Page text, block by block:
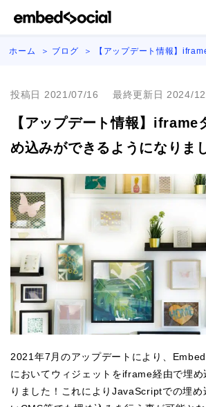
ホーム ブログ 【アップデート情報】
投稿日 2021/07/16 最終更新日 2024/
【アップデート情報】iframe
め込みができるようになりま
2021年7月のアップデートにより、
においてウィジェットをiframe経由で埋め
りました！これによりJavaScriptでの埋め